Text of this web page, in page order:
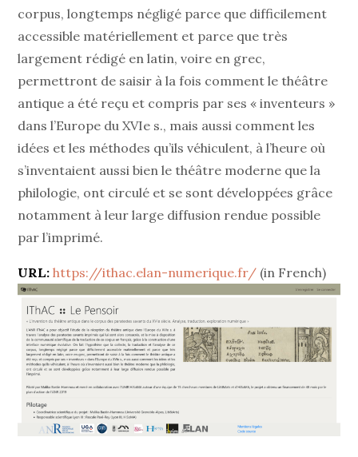
corpus, longtemps négligé parce que difficilement
accessible matériellement et parce que très
largement rédigé en latin, voire en grec,
permettront de saisir à la fois comment le théâtre
antique a été reçu et compris par ses « inventeurs »
dans l’Europe du XVIe s., mais aussi comment les
idées et les méthodes qu’ils véhiculent, à l’heure où
s’inventaient aussi bien le théâtre moderne que la
philologie, ont circulé et se sont développées grâce
notamment à leur large diffusion rendue possible
par l’imprimé.
URL:https://ithac.elan-numerique.fr/ (in French)